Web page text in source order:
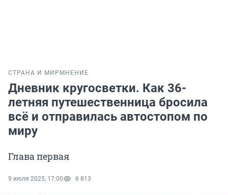
СТРАНА И МИР МНЕНИЕ
Дневник кругосветки. Как 36-
летняя путешественница бросила
всё и отправилась автостопом по
миру
Глава первая
9 июля 2025, 17:00 6 813